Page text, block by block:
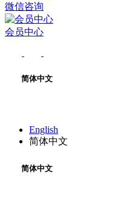
微信咨询
会员中心
简体中文
English
简体中文
简体中文